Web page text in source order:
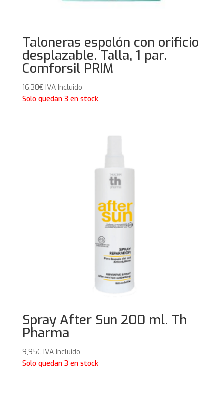
Taloneras espolón con orificio
desplazable. Talla, 1 par.
Comforsil PRIM
16,30€ IVA Incluido
Solo quedan 3 en stock
Spray After Sun 200 ml. Th
Pharma
9,95€ IVA Incluido
Solo quedan 3 en stock